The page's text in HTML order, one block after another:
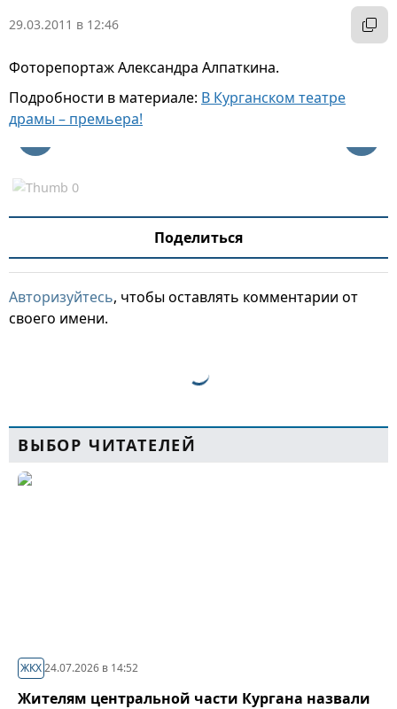
29.03.2011 в 12:46
Фоторепортаж Александра Алпаткина.
Подробности в материале: В Курганском театре
драмы – премьера!
Поделиться
Авторизуйтесь, чтобы оставлять комментарии от
своего имени.
ВЫБОР ЧИТАТЕЛЕЙ
ЖКХ24.07.2026 в 14:52
Жителям центральной части Кургана назвали